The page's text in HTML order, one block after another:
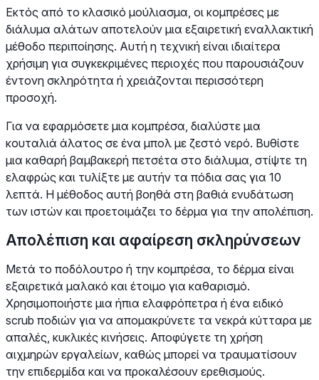
Εκτός από το κλασικό μούλιασμα, οι κομπρέσες με
διάλυμα αλάτων αποτελούν μια εξαιρετική εναλλακτική
μέθοδο περιποίησης. Αυτή η τεχνική είναι ιδιαίτερα
χρήσιμη για συγκεκριμένες περιοχές που παρουσιάζουν
έντονη σκληρότητα ή χρειάζονται περισσότερη
προσοχή.
Για να εφαρμόσετε μια κομπρέσα, διαλύστε μια
κουταλιά άλατος σε ένα μπολ με ζεστό νερό. Βυθίστε
μια καθαρή βαμβακερή πετσέτα στο διάλυμα, στίψτε τη
ελαφρώς και τυλίξτε με αυτήν τα πόδια σας για 10
λεπτά. Η μέθοδος αυτή βοηθά στη βαθιά ενυδάτωση
των ιστών και προετοιμάζει το δέρμα για την απολέπιση.
Απολέπιση και αφαίρεση σκληρύνσεων
Μετά το ποδόλουτρο ή την κομπρέσα, το δέρμα είναι
εξαιρετικά μαλακό και έτοιμο για καθαρισμό.
Χρησιμοποιήστε μια ήπια ελαφρόπετρα ή ένα ειδικό
scrub ποδιών για να απομακρύνετε τα νεκρά κύτταρα με
απαλές, κυκλικές κινήσεις. Αποφύγετε τη χρήση
αιχμηρών εργαλείων, καθώς μπορεί να τραυματίσουν
την επιδερμίδα και να προκαλέσουν ερεθισμούς.